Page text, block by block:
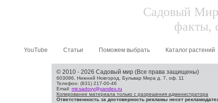
Садовый
факты,
YouTube Статьи Поможем выбрать Каталог растений
© 2010 - 2026 Садовый мир (Все права защищены)
603086, Нижний Новгород, Бульвар Мира д. 7, оф. 11
Телефон: (831) 217-00-46
Email: mir.sadovy@yandex.ru
Копирование материала только с разрешения администратора
Ответственность за достоверность рекламы несет